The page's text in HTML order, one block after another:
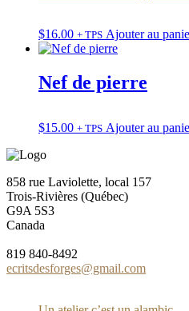
$16.00 + TPS Ajouter au
Nef de pierre
$15.00 + TPS Ajouter au
858 rue Laviolette, local 157
Trois-Rivières (Québec)
G9A 5S3
Canada
819 840-8492
ecritsdesforges@gmail.com